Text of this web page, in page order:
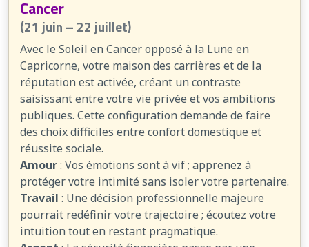
Cancer
(21 juin – 22 juillet)
Avec le Soleil en Cancer opposé à la Lune en
Capricorne, votre maison des carrières et de la
réputation est activée, créant un contraste
saisissant entre votre vie privée et vos ambitions
publiques. Cette configuration demande de faire
des choix difficiles entre confort domestique et
réussite sociale.
Amour: Vos émotions sont à vif ; apprenez à
protéger votre intimité sans isoler votre partenaire.
Travail : Une décision professionnelle majeure
pourrait redéfinir votre trajectoire ; écoutez votre
intuition tout en restant pragmatique.